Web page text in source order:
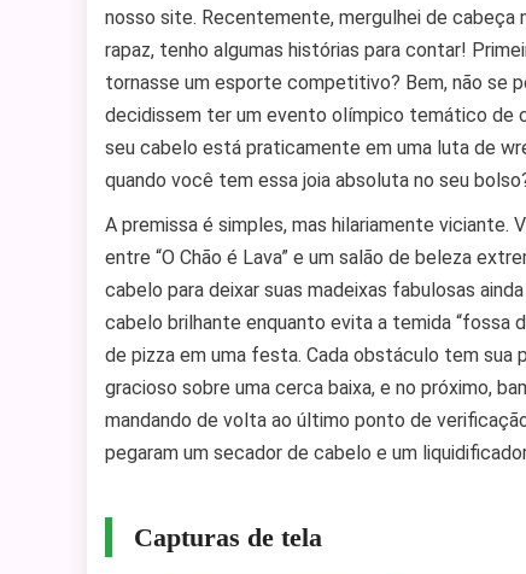
nosso site. Recentemente, mergulhei de cabeça
rapaz, tenho algumas histórias para contar!
tornasse um esporte competitivo? Bem, não se
decidissem ter um evento olímpico temático de
seu cabelo está praticamente em uma luta de
quando você tem essa joia absoluta no seu
A premissa é simples, mas hilariamente
entre “O Chão é Lava” e um salão de beleza
cabelo para deixar suas madeixas fabulosas
cabelo brilhante enquanto evita a temida “fossa
de pizza em uma festa. Cada obstáculo tem
gracioso sobre uma cerca baixa, e no próximo,
mandando de volta ao último ponto de
pegaram um secador de cabelo e um
Capturas de tela